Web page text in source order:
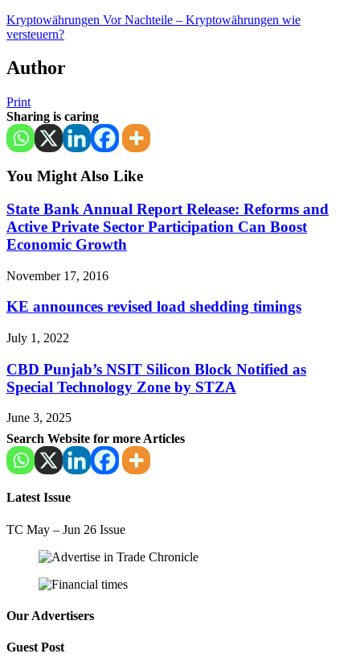
Kryptowährungen Vor Nachteile – Kryptowährungen wie
versteuern?
Author
Print
Sharing is caring
You Might Also Like
State Bank Annual Report Release: Reforms and
Active Private Sector Participation Can Boost
Economic Growth
November 17, 2016
KE announces revised load shedding timings
July 1, 2022
CBD Punjab’s NSIT Silicon Block Notified as
Special Technology Zone by STZA
June 3, 2025
Search Website for more Articles
Latest Issue
TC May – Jun 26 Issue
Our Advertisers
Guest Post